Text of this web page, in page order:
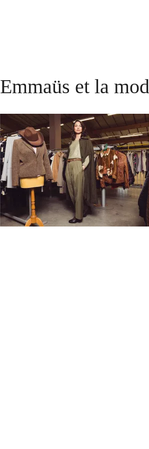
Emmaüs et la